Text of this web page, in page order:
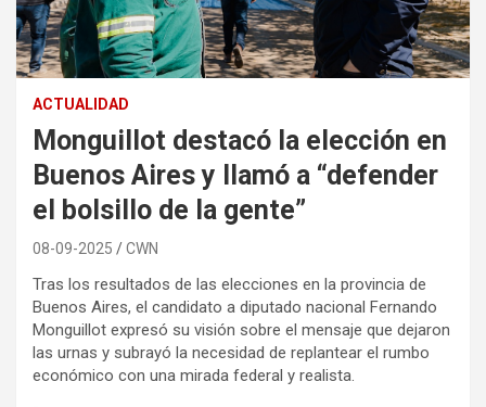
ACTUALIDAD
Monguillot destacó la elección en
Buenos Aires y llamó a “defender
el bolsillo de la gente”
08-09-2025 CWN
Tras los resultados de las elecciones en la provincia de
Buenos Aires, el candidato a diputado nacional Fernando
Monguillot expresó su visión sobre el mensaje que dejaron
las urnas y subrayó la necesidad de replantear el rumbo
económico con una mirada federal y realista.